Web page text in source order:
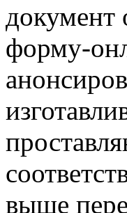
документ
форму-
выше